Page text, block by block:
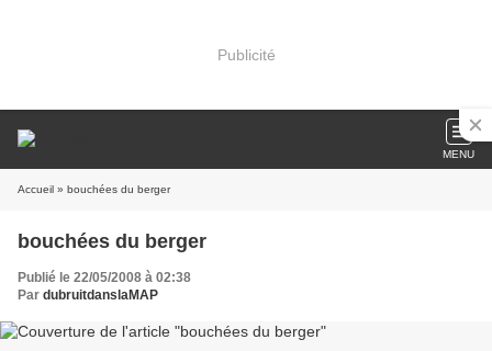
Publicité
MENU
Accueil » bouchées du berger
bouchées du berger
Publié le 22/05/2008 à 02:38
Par dubruitdanslaMAP